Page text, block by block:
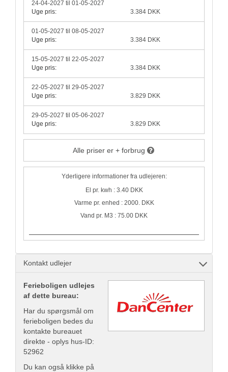
24-04-2027 til 01-05-2027
Uge pris:
3.384 DKK
01-05-2027 til 08-05-2027
Uge pris:
3.384 DKK
15-05-2027 til 22-05-2027
Uge pris:
3.384 DKK
22-05-2027 til 29-05-2027
Uge pris:
3.829 DKK
29-05-2027 til 05-06-2027
Uge pris:
3.829 DKK
Alle priser er + forbrug
Yderligere informationer fra udlejeren:
El pr. kwh : 3.40 DKK
Varme pr. enhed : 2000. DKK
Vand pr. M3 : 75.00 DKK
Kontakt udlejer
Ferieboligen udlejes
af dette bureau:
Har du spørgsmål om
ferieboligen bedes du
kontakte bureauet
direkte - oplys hus-ID:
52962
Du kan også klikke på